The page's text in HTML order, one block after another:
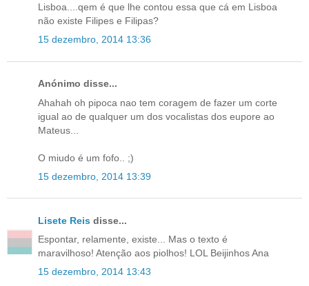
Lisboa....qem é que lhe contou essa que cá em Lisboa
não existe Filipes e Filipas?
15 dezembro, 2014 13:36
Anónimo disse...
Ahahah oh pipoca nao tem coragem de fazer um corte
igual ao de qualquer um dos vocalistas dos eupore ao
Mateus...
O miudo é um fofo.. ;)
15 dezembro, 2014 13:39
Lisete Reis disse...
Espontar, relamente, existe... Mas o texto é
maravilhoso! Atenção aos piolhos! LOL Beijinhos Ana
15 dezembro, 2014 13:43